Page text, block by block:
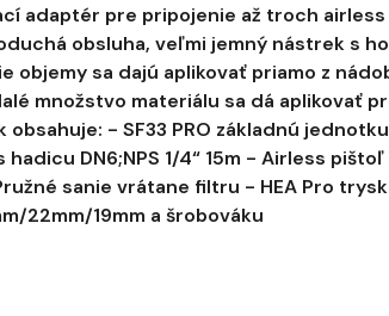
adaptér pre pripojenie až troch airless
obsluha, veľmi jemný nástrek s
objemy sa dajú aplikovať priamo z
množstvo materiálu sa dá aplikovať
- SF33 PRO základnú
DN6;NPS 1/4“ 15m - Airless pištoľ
sanie vrátane filtru - HEA Pro
22mm/19mm a šrobováku